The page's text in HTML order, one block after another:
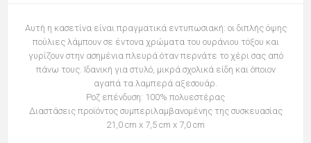
Αυτή η κασετίνα είναι πραγματικά εντυπωσιακή: οι διπλής όψης
πούλιες λάμπουν σε έντονα χρώματα του ουράνιου τόξου και
γυρίζουν στην ασημένια πλευρά όταν περνάτε το χέρι σας από
πάνω τους. Ιδανική για στυλό, μικρά σχολικά είδη και όποιον
αγαπά τα λαμπερά αξεσουάρ.
Ροζ επένδυση: 100% πολυεστέρας
Διαστάσεις προϊόντος συμπεριλαμβανομένης της συσκευασίας
21,0 cm x 7,5 cm x 7,0 cm